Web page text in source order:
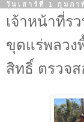
วันเสาร์ที่ 1 กุมภ
เจ้าหน้าที่ร
ขุดแร่พลวง
สิทธิ์ ตรวจ